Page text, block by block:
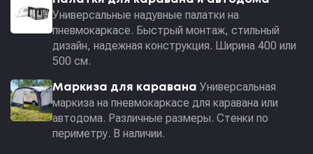
Универсальные надувные палатки на
пневмокаркасе. Быстрый монтаж, стильный
дизайн, надежная конструкция. Ширина 400 или
500 см.
Маркиза для каравана Универсальная
маркиза на пневмокаркасе для каравана или
автодома. Различные размеры. Стенки по
периметру. В наличии.